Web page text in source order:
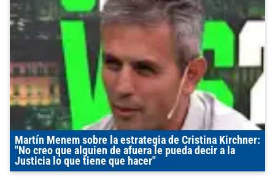
Martín Menem sobre la estrategia de Cristina Kirchner:
"No creo que alguien de afuera le pueda decir a la
Justicia lo que tiene que hacer"